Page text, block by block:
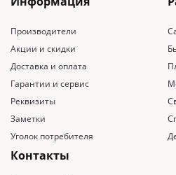
Производители
Акции и скидки
Доставка и оплата
Гарантии и сервис
Реквизиты
Заметки
Уголок потребителя
Контакты